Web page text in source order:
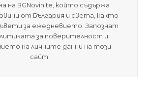
на BGNovinite, който съдържа
от България и света, както
за ежедневието. Запознат
за поверителност и
на личните данни на този
сайт.